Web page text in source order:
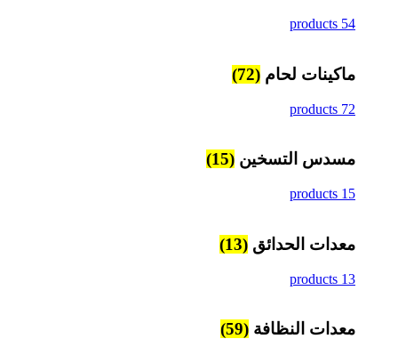
54 products
ماكينات لحام (72)
72 products
مسدس التسخين (15)
15 products
معدات الحدائق (13)
13 products
معدات النظافة (59)